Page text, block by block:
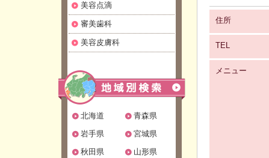
美容点滴
審美歯科
美容皮膚科
北海道
青森県
岩手県
宮城県
秋田県
山形県
住所
TEL
メニュー